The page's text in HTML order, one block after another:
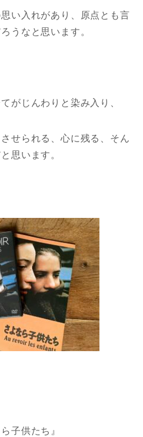
い入れがあり、原点とも言
うなと思います。
がじんわりと染み入り、
せられる、心に残る、そん
思います。
子供たち』